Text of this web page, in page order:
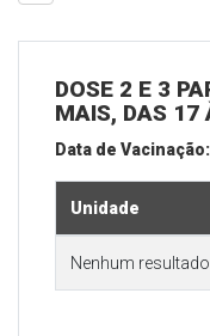
DOSE 2 E 3
MAIS, DAS 17
Data de Vacinação:
Unidade
Nenhum